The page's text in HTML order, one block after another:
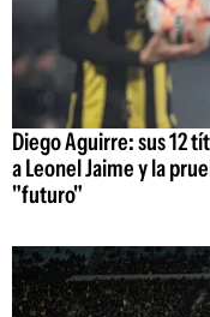
Diego Aguirre: sus 12
a Leonel Jaime y la
"futuro"